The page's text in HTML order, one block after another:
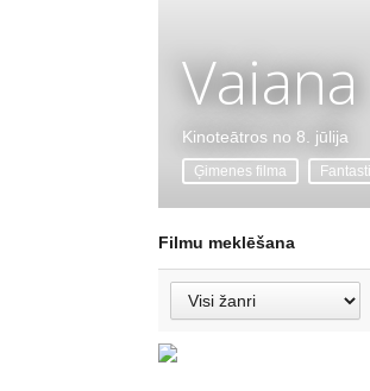
Vaiana
Kinoteātros no 8. jūlija
Ģimenes filma
Filmu meklēšana